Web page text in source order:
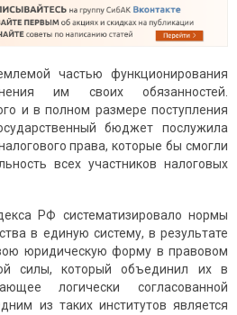
частью функционирования
им своих обязанностей.
и в полном размере поступления
бюджет послужила
права, которые бы смогли
всех участников налоговых
РФ систематизировало нормы
в единую систему, в результате
юридическую форму в правовом
силы, который объединил их в
логически согласованной
из таких институтов является